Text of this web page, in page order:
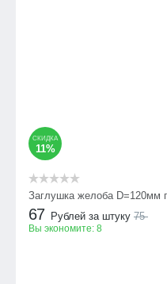
СКИДКА
11%
Заглушка желоба D=120мм
67 Рублей за штуку 75
Вы экономите: 8